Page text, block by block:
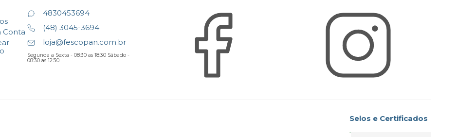
Conta
4830453694
(48) 3045-3694
loja@fescopan.com.br
Segunda a Sexta - 08:30 as 18:30 Sábado -
08:30 as 12:30
Selos e Certificados